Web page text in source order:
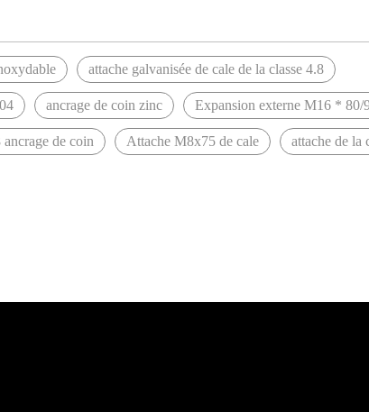
attache galvanisée de cale de la classe 4.8
ancrage de coin zinc Expansion externe M16 * 80/
de coin Attache M8x75 de cale attache de la